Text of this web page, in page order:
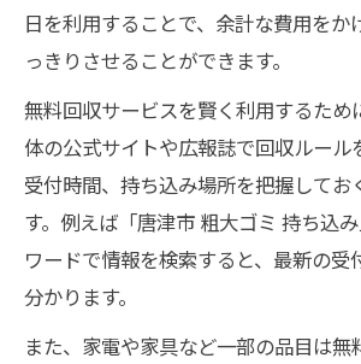
日を利用することで、余計な費用をか
っきりさせることができます。
無料回収サービスを賢く利用するため
体の公式サイトや広報誌で回収ルール
受付時間、持ち込み場所を把握してお
す。例えば「唐津市 粗大ゴミ 持ち込
ワードで情報を検索すると、最新の受
分かります。
また、家電や家具など一部の品目は無